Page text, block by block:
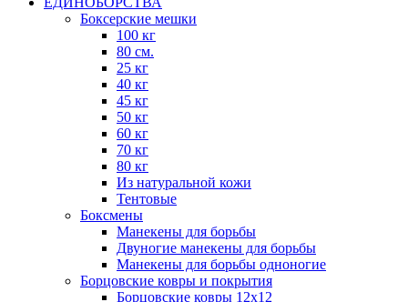
Боксерские мешки
100 кг
80 см.
25 кг
40 кг
45 кг
50 кг
60 кг
70 кг
80 кг
Из натуральной кожи
Тентовые
Боксмены
Манекены для борьбы
Двуногие манекены для борьбы
Манекены для борьбы одноногие
Борцовские ковры и покрытия
Борцовские ковры 12х12